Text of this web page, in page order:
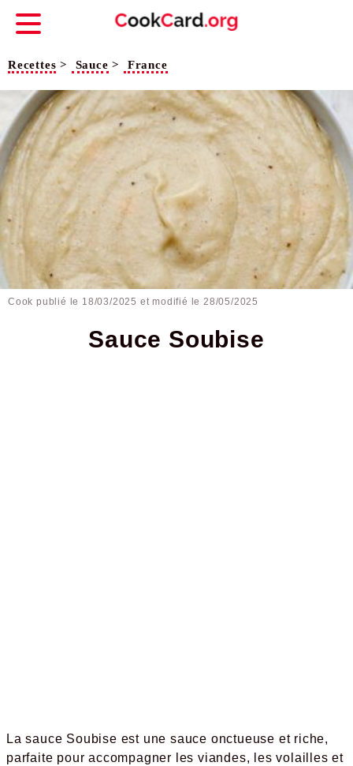
Recettes > Sauce > France
Cook publié le 18/03/2025 et modifié le 28/05/2025
Sauce Soubise
La sauce Soubise est une sauce onctueuse et riche,
parfaite pour accompagner les viandes, les volailles et